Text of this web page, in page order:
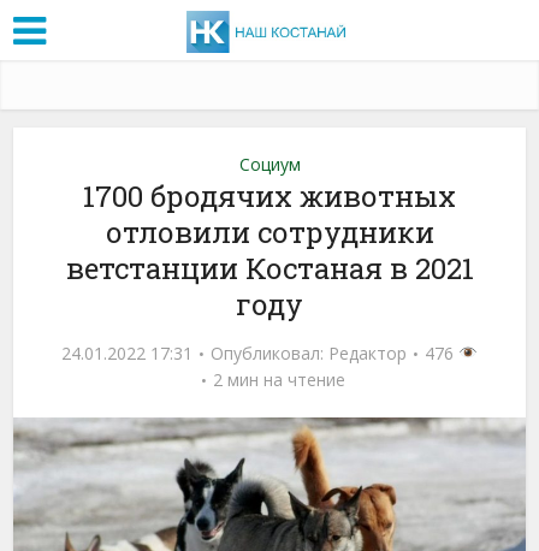
Социум
1700 бродячих животных
отловили сотрудники
ветстанции Костаная в 2021
году
24.01.2022 17:31 Опубликовал: Редактор
476
2 мин на чтение